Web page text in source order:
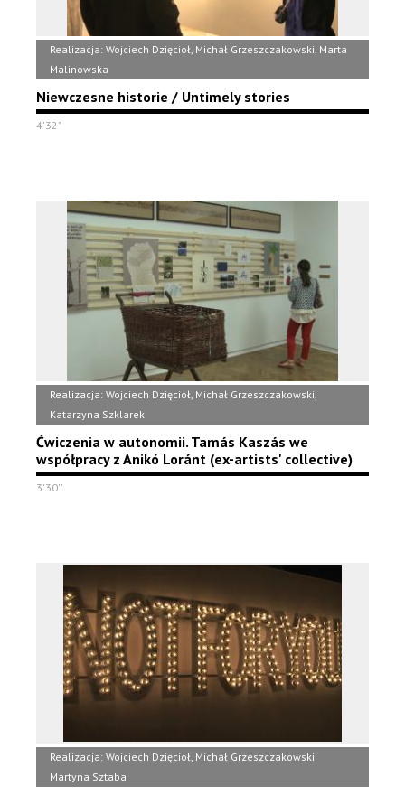
Realizacja: Wojciech Dzięcioł, Michał Grzeszczakowski, Marta
Malinowska
Niewczesne historie / Untimely stories
4'32"
Realizacja: Wojciech Dzięcioł, Michał Grzeszczakowski,
Katarzyna Szklarek
Ćwiczenia w autonomii. Tamás Kaszás we
współpracy z Anikó Loránt (ex-artists' collective)
3'30''
Realizacja: Wojciech Dzięcioł, Michał Grzeszczakowski
Martyna Sztaba